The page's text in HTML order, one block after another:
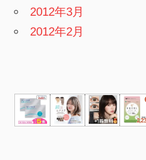
2012年3月
2012年2月